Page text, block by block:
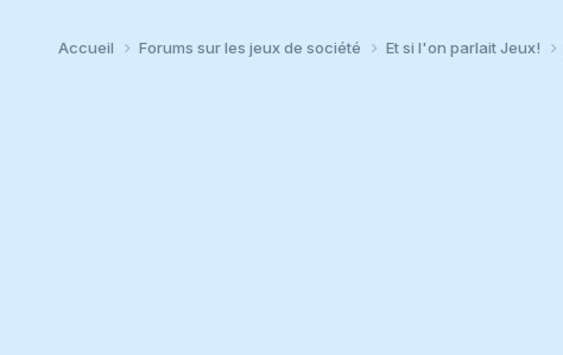
Accueil Forums sur les jeux de société Et si l'on parlait Jeux!